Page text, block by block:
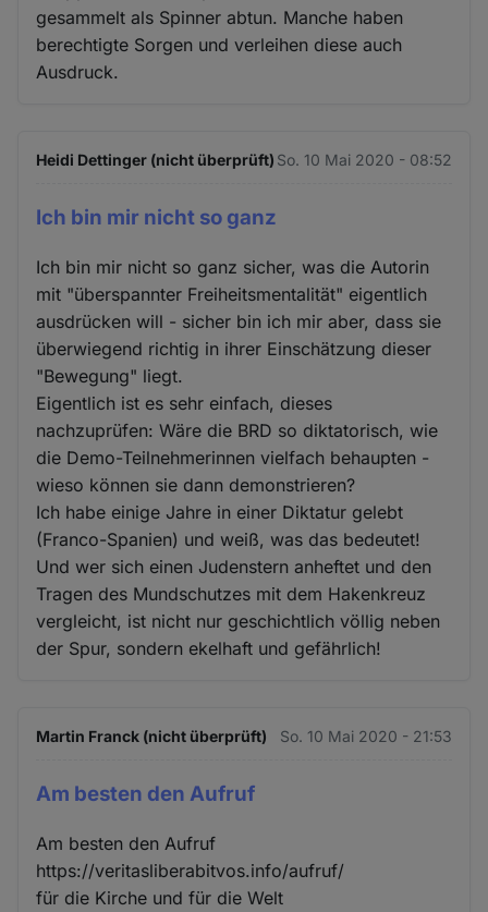
gesammelt als Spinner abtun. Manche haben
berechtigte Sorgen und verleihen diese auch
Ausdruck.
Heidi Dettinger (nicht überprüft) So. 10 Mai 2020 - 08:52
Ich bin mir nicht so ganz
Ich bin mir nicht so ganz sicher, was die Autorin
mit "überspannter Freiheitsmentalität" eigentlich
ausdrücken will - sicher bin ich mir aber, dass sie
überwiegend richtig in ihrer Einschätzung dieser
"Bewegung" liegt.
Eigentlich ist es sehr einfach, dieses
nachzuprüfen: Wäre die BRD so diktatorisch, wie
die Demo-Teilnehmerinnen vielfach behaupten -
wieso können sie dann demonstrieren?
Ich habe einige Jahre in einer Diktatur gelebt
(Franco-Spanien) und weiß, was das bedeutet!
Und wer sich einen Judenstern anheftet und den
Tragen des Mundschutzes mit dem Hakenkreuz
vergleicht, ist nicht nur geschichtlich völlig neben
der Spur, sondern ekelhaft und gefährlich!
Martin Franck (nicht überprüft) So. 10 Mai 2020 - 21:53
Am besten den Aufruf
Am besten den Aufruf
https://veritasliberabitvos.info/aufruf/
für die Kirche und für die Welt